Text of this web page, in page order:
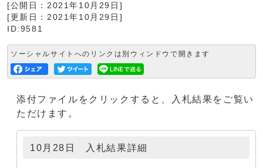
[公開日：2021年10月29日]
[更新日：2021年10月29日]
ID:9581
ソーシャルサイトへのリンクは別ウィンドウで開きます
添付ファイルをクリックすると、入札結果をご覧い
ただけます。
10月28日 入札結果詳細